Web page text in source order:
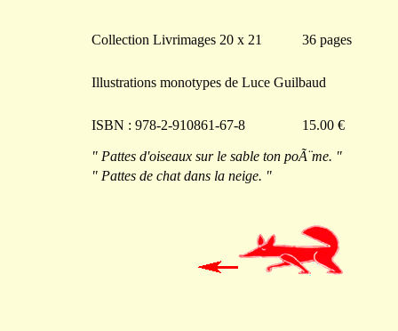
Collection Livrimages 20 x 21 36 pages
Illustrations monotypes de Luce Guilbaud
ISBN : 978-2-910861-67-8 15.00 €
" Pattes d'oiseaux sur le sable ton poÃ¨me. "
" Pattes de chat dans la neige. "